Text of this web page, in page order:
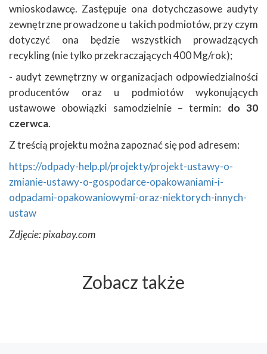
wnioskodawcę. Zastępuje ona dotychczasowe audyty
zewnętrzne prowadzone u takich podmiotów, przy czym
dotyczyć ona będzie wszystkich prowadzących
recykling (nie tylko przekraczających 400 Mg/rok);
- audyt zewnętrzny w organizacjach odpowiedzialności
producentów oraz u podmiotów wykonujących
ustawowe obowiązki samodzielnie – termin: do 30
czerwca.
Z treścią projektu można zapoznać się pod adresem:
https://odpady-help.pl/projekty/projekt-ustawy-o-
zmianie-ustawy-o-gospodarce-opakowaniami-i-
odpadami-opakowaniowymi-oraz-niektorych-innych-
ustaw
Zdjęcie: pixabay.com
Zobacz także